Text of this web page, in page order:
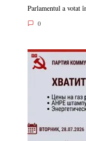
Parlamentul a votat
0